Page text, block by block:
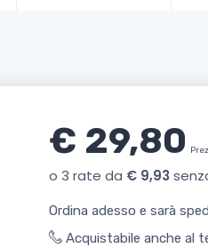
€ 29,80
Ordina adesso e sarà
Acquistabile anche al